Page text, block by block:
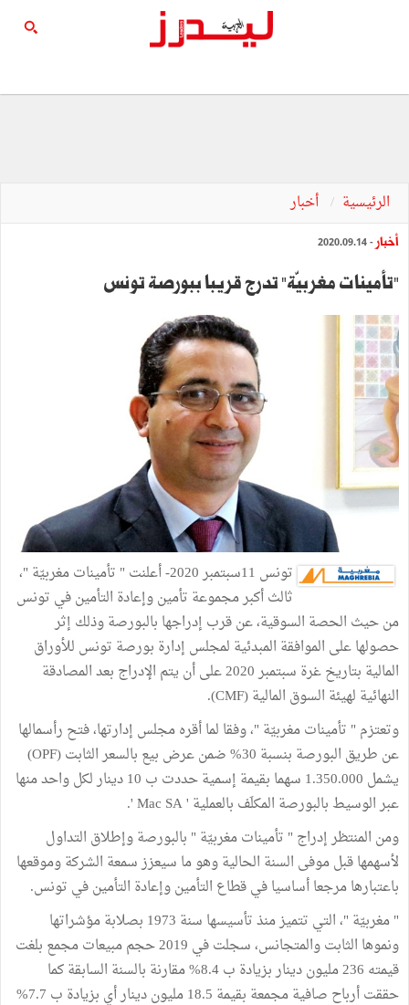
الرئيسية أخبار
أخبار - 2020.09.14
"تأمينات مغربيّة" تدرج قريبا ببورصة تونس
تونس 11سبتمبر 2020- أعلنت " تأمينات مغربيّة "،
ثالث أكبر مجموعة تأمين وإعادة التأمين في تونس
من حيث الحصة السوقية، عن قرب إدراجها بالبورصة وذلك إثر
حصولها على الموافقة المبدئية لمجلس إدارة بورصة تونس للأوراق
المالية بتاريخ غرة سبتمبر 2020 على أن يتم الإدراج بعد المصادقة
النهائية لهيئة السوق المالية (CMF).
وتعتزم " تأمينات مغربيّة "، وفقا لما أقره مجلس إدارتها، فتح رأسمالها
عن طريق البورصة بنسبة 30% ضمن عرض بيع بالسعر الثابت (OPF)
يشمل 1.350.000 سهما بقيمة إسمية حددت ب 10 دينار لكل واحد منها
عبر الوسيط بالبورصة المكلَف بالعملية ' Mac SA '.
ومن المنتظر إدراج " تأمينات مغربيّة " بالبورصة وإطلاق التداول
لأسهمها قبل موفى السنة الحالية وهو ما سيعزز سمعة الشركة وموقعها
باعتبارها مرجعا أساسيا في قطاع التأمين وإعادة التأمين في تونس.
" مغربيّة "، التي تتميز منذ تأسيسها سنة 1973 بصلابة مؤشراتها
ونموها الثابت والمتجانس، سجلت في 2019 حجم مبيعات مجمع بلغت
قيمته 236 مليون دينار بزيادة ب 8.4% مقارنة بالسنة السابقة كما
حققت أرباح صافية مجمعة بقيمة 18.5 مليون دينار أي بزيادة ب 7.7%